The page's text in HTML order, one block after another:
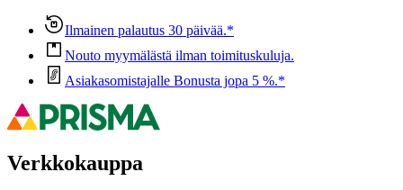
Ilmainen palautus 30 päivää.*
Nouto myymälästä ilman toimituskuluja.
Asiakasomistajalle Bonusta jopa 5 %.*
Verkkokauppa